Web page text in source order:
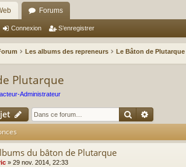
Forums
Connexion S’enregistrer
Les albums des repreneurs Le Bâton de Plutarque
Plutarque
Administrateur
Rechercher
du bâton de Plutarque
» 29 nov. 2014, 22:33